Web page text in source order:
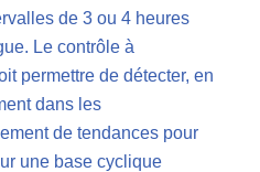
de 3 ou 4 heures
Le contrôle à
permettre de détecter, en
dans les
de tendances pour
une base cyclique